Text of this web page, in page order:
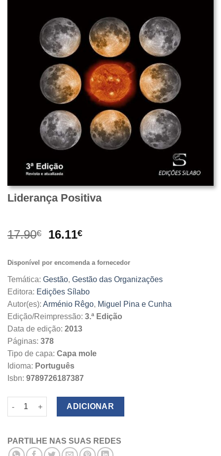
Liderança Positiva
17.90€
O
original
17.90€.
16.11€O
atual
16.11€.
Disponível por encomenda a fornecedor
Temática: Gestão, Gestão das Organizações
Editora: Edições Sílabo
Autor(es): Arménio Rêgo, Miguel Pina e Cunha
Edição/Reimpressão: 3.ª Edição
Data de edição: 2013
Páginas: 378
Tipo de capa: Capa mole
Idioma: Português
Isbn: 9789726187387
Quantidade de Liderança Positiva
ADICIONAR
PARTILHE NAS SUAS REDES